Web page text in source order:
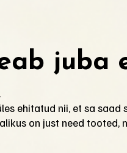
juba
ehitatud nii, et sa
on just need